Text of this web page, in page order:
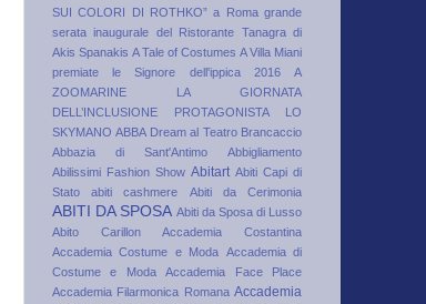
SUI COLORI DI ROTHKO” a Roma grande
serata inaugurale del Ristorante Tanagra di
Akis Spanakis A Tale of Costumes A Villa Miani
premiate le Signore dell'ippica 2016
A
ZOOMARINE LA GIORNATA
DELL’INCLUSIONE PROTAGONISTA LO
SKYMANO ABBA Dream al Teatro Brancaccio
Abbazia di Sant'Antimo
Abbigliamento
Abilissimi Fashion Show Abitart Abiti Capi di
Stato
abiti cashmere Abiti da Cerimonia
ABITI DA SPOSA Abiti da Sposa di Lusso
Abito Carillon
Accademia Costantina
Accademia Costume e Moda Accademia di
Costume e Moda
Accademia Face Place
Accademia Filarmonica Romana Accademia